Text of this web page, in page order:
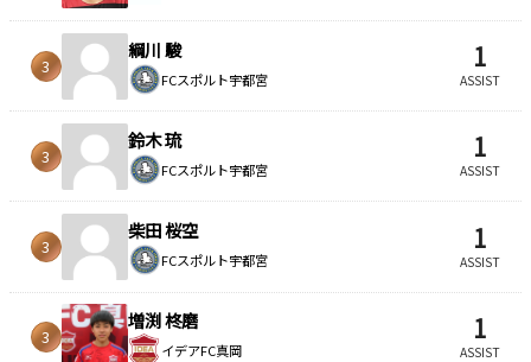
3
綱川 駿
FCスポルト宇都宮
1
ASSIST
3
鈴木 琉
FCスポルト宇都宮
1
ASSIST
3
柴田 桜空
FCスポルト宇都宮
1
ASSIST
3
増渕 柊磨
イデアFC真岡
1
ASSIST